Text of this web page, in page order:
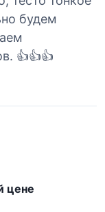
будем
👍👍👍
цене